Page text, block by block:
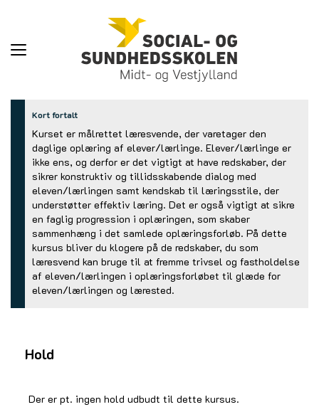
Toggle
Kort fortalt
Kurset er målrettet læresvende, der varetager den
daglige oplæring af elever/lærlinge. Elever/lærlinge er
ikke ens, og derfor er det vigtigt at have redskaber, der
sikrer konstruktiv og tillidsskabende dialog med
eleven/lærlingen samt kendskab til læringsstile, der
understøtter effektiv læring. Det er også vigtigt at sikre
en faglig progression i oplæringen, som skaber
sammenhæng i det samlede oplæringsforløb. På dette
kursus bliver du klogere på de redskaber, du som
læresvend kan bruge til at fremme trivsel og fastholdelse
af eleven/lærlingen i oplæringsforløbet til glæde for
eleven/lærlingen og lærested.
Hold
Der er pt. ingen hold udbudt til dette kursus.